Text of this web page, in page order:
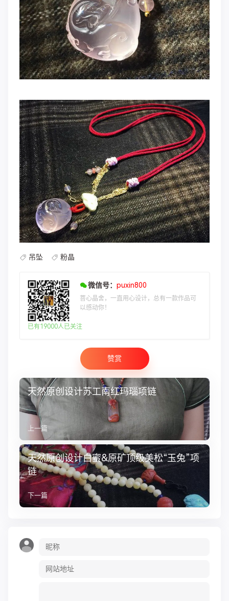
吊坠 粉晶
微信号： puxin800
菩心晶舍，一直用心设计，总有一款作品可
以感动你！
已有19000人已关注
赞赏
天然原创设计苏工南红玛瑙项链
上一篇
天然原创设计白蜜&原矿顶级美松“玉兔”项
链
下一篇